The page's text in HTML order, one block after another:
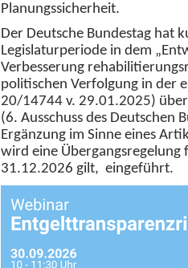
Planungssicherheit.
Der Deutsche Bundestag hat
Legislaturperiode in dem
Verbesserung
politischen Verfolgung in der
20/14744 v. 29.01.2025) über
(6. Ausschuss des Deutschen
Ergänzung im Sinne eines
wird eine
31.12.2026 gilt, eingeführt.